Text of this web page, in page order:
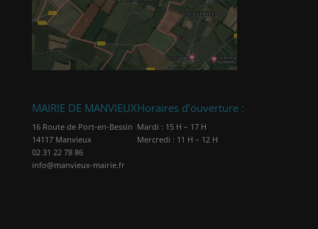
MAIRIE DE MANVIEUX
16 Route de Port-en-Bessin
14117 Manvieux
02 31 22 78 86
info@manvieux-mairie.fr
Horaires d’ouverture :
Mardi : 15 H – 17 H
Mercredi : 11 H – 12 H